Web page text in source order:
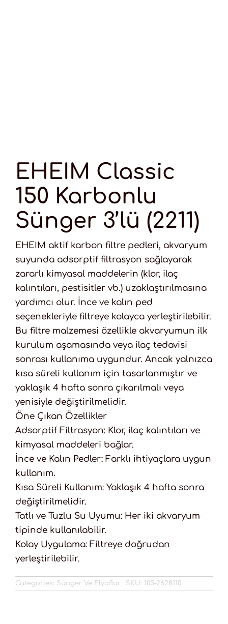
EHEIM Classic
150 Karbonlu
Sünger 3’lü (2211)
EHEIM aktif karbon filtre pedleri, akvaryum
suyunda adsorptif filtrasyon sağlayarak
zararlı kimyasal maddelerin (klor, ilaç
kalıntıları, pestisitler vb.) uzaklaştırılmasına
yardımcı olur. İnce ve kalın ped
seçenekleriyle filtreye kolayca yerleştirilebilir.
Bu filtre malzemesi özellikle akvaryumun ilk
kurulum aşamasında veya ilaç tedavisi
sonrası kullanıma uygundur. Ancak yalnızca
kısa süreli kullanım için tasarlanmıştır ve
yaklaşık 4 hafta sonra çıkarılmalı veya
yenisiyle değiştirilmelidir.
Öne Çıkan Özellikler
Adsorptif Filtrasyon: Klor, ilaç kalıntıları ve
kimyasal maddeleri bağlar.
İnce ve Kalın Pedler: Farklı ihtiyaçlara uygun
kullanım.
Kısa Süreli Kullanım: Yaklaşık 4 hafta sonra
değiştirilmelidir.
Tatlı ve Tuzlu Su Uyumu: Her iki akvaryum
tipinde kullanılabilir.
Kolay Uygulama: Filtreye doğrudan
yerleştirilebilir.
Categories: Sünger Ve Elyaflar SKU: 105-2628110